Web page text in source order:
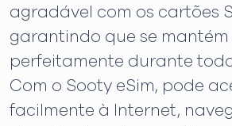
agradável com os cartões
garantindo que se
perfeitamente durante
Com o Sooty eSim, pode
facilmente à Internet,